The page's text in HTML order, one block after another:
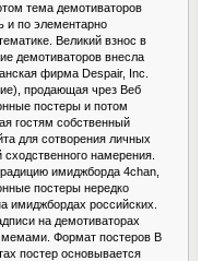
тема демотиваторов
и по элементарно
Великий взнос в
демотиваторов внесла
фирма Despair, Inc.
продающая чрез Веб
постеры и потом
гостям собственный
для сотворения личных
намерения.
имиджборда 4chan,
постеры нередко
имиджбордах российских.
на демотиваторах
мемами. Формат постеров В
постер основывается